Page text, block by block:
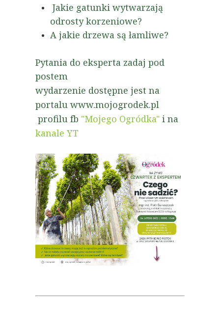
Jakie gatunki wytwarzają
odrosty korzeniowe?
A jakie drzewa są łamliwe?
Pytania do eksperta zadaj pod
postem
wydarzenie dostępne jest na
portalu www.mojogrodek.pl
profilu fb "Mojego Ogródka" i na
kanale YT